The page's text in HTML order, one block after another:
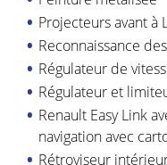
Projecteurs avant à
Reconnaissance
Régulateur de
Régulateur et
Renault Easy Link
navigation avec
Rétroviseur